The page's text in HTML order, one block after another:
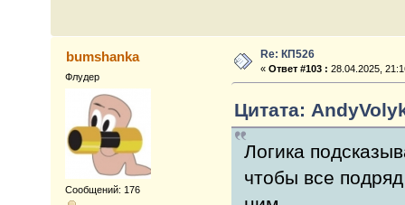
bumshanka
Флудер
Сообщений: 176
Re: КП526
«Ответ #103 : 28.04.2025,
Цитата:
Логика
чтобы все